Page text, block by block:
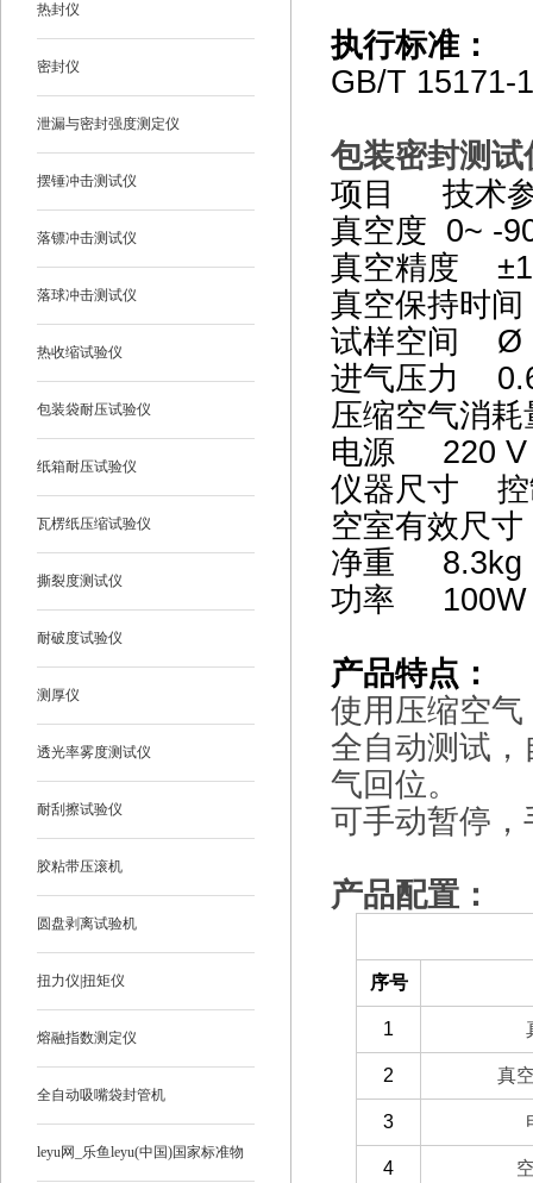
热封仪
密封仪
泄漏与密封强度测定仪
摆锤冲击测试仪
落镖冲击测试仪
落球冲击测试仪
热收缩试验仪
包装袋耐压试验仪
纸箱耐压试验仪
瓦楞纸压缩试验仪
撕裂度测试仪
耐破度试验仪
测厚仪
透光率雾度测试仪
耐刮擦试验仪
胶粘带压滚机
圆盘剥离试验机
扭力仪|扭矩仪
熔融指数测定仪
全自动吸嘴袋封管机
leyu网_乐鱼leyu(中国)国家标准物
执行标准：
GB/T 15171-
包装密封测
项目 技术
真空度 0~ -
真空精度
真空保持时
试样空间 Ø
进气压力
压缩空气
电源 220
仪器尺寸 控
空室有效尺寸
净重 8.3kg
功率
产品特点：
使用压缩空
全自动测试
气回位。
可手动暂停
产品配置：
序号
1
2 真
3
4